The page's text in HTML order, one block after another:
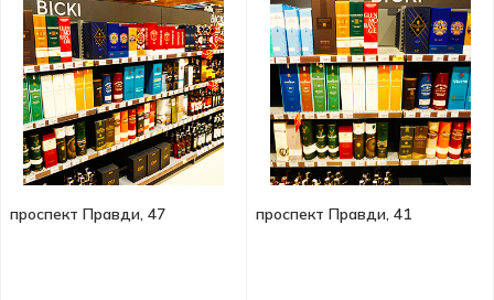
проспект Правди, 47 проспект Правди, 41